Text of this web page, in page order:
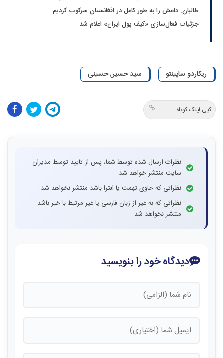
طالبان: داعش را به طور کامل در افغانستان سرکوب کردیم
جزئیات فعال‌سازی «کیف پول ایران» اعلام شد
ریکاردو ساپینتو سید حسین حسینی
کپی لینک کوتاه
نظرات ارسال شده توسط شما، پس از تایید توسط مدیران
سایت منتشر خواهد شد.
نظراتی که حاوی تهمت یا افترا باشد منتشر نخواهد شد.
نظراتی که به غیر از زبان فارسی یا غیر مرتبط با خبر باشد
منتشر نخواهد شد.
دیدگاه خود را بنویسید